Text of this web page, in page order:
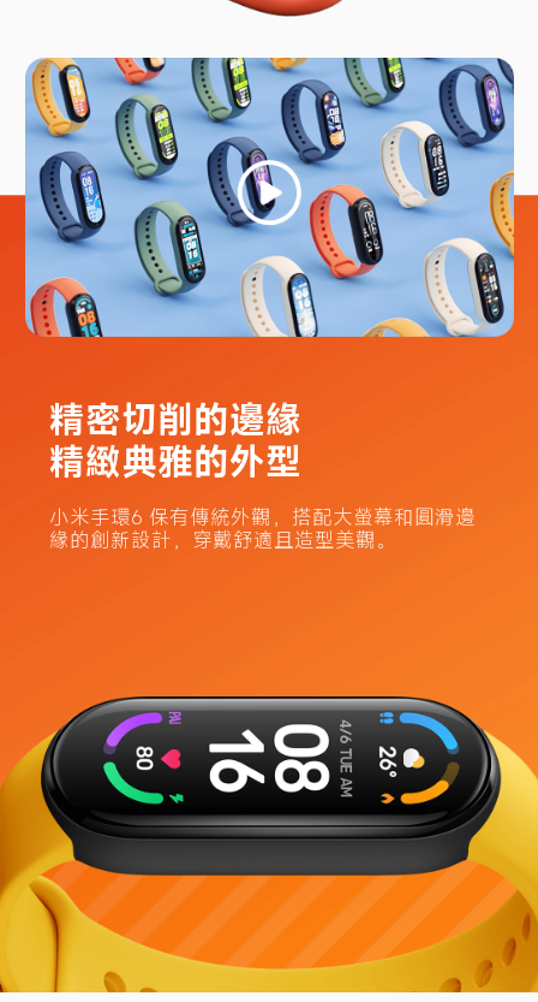
精密切削的邊緣
精緻典雅的外型
小米手環6 保有傳統外觀，搭配大螢幕和圓滑邊
緣的創新設計，穿戴舒適且造型美觀。